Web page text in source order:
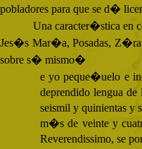
pobladores para que se d�
Una caracter�stica en
Jes�s Mar�a, Posadas,
sobre s� mismo�
e yo peque�uelo e
deprendido lengua
seismil y quinientas y
m�s de veinte y
Reverendissimo, se